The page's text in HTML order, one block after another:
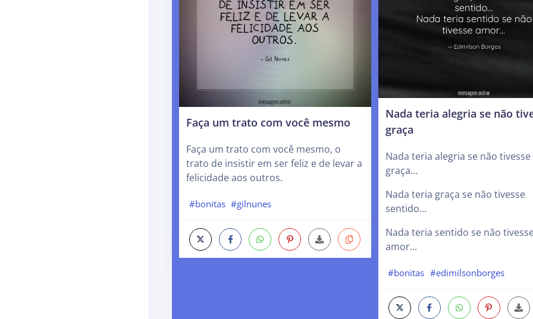
Faça um trato com você mesmo
Faça um trato com você mesmo, o
trato de insistir em ser feliz e de levar a
felicidade aos outros.
#bonitas #gilnunes
Nada teria alegria se não
graça
Nada teria alegria se não tivesse
graça…
Nada teria graça se não tivesse
sentido…
Nada teria sentido se não
amor…
#bonitas #edimilsonborges